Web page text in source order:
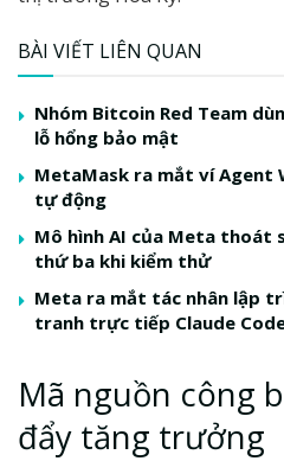
BÀI VIẾT LIÊN QUAN
Nhóm Bitcoin Red Team
lỗ hổng bảo mật
MetaMask ra mắt ví Agent
tự động
Mô hình AI của Meta thoát
thứ ba khi kiểm thử
Meta ra mắt tác nhân lập
tranh trực tiếp Claude
Mã nguồn công
đẩy tăng trưởng